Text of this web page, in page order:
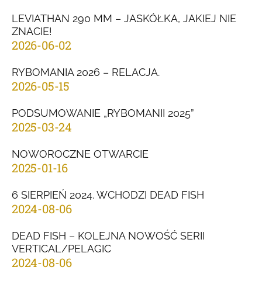
LEVIATHAN 290 MM – JASKÓŁKA, JAKIEJ NIE
ZNACIE!
2026-06-02
RYBOMANIA 2026 – RELACJA.
2026-05-15
PODSUMOWANIE „RYBOMANII 2025”
2025-03-24
NOWOROCZNE OTWARCIE
2025-01-16
6 SIERPIEŃ 2024. WCHODZI DEAD FISH
2024-08-06
DEAD FISH – KOLEJNA NOWOŚĆ SERII
VERTICAL/PELAGIC
2024-08-06